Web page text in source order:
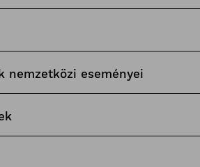
nemzetközi eseményei